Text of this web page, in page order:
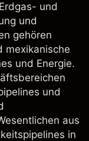
und
und
gehören
mexikanische
und Energie.
und
aus
in